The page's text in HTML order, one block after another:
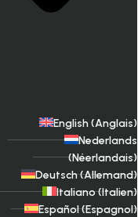
English(Anglais)
Nederlands
(Néerlandais)
Deutsch(Allemand)
Italiano(Italien)
Español(Espagnol)